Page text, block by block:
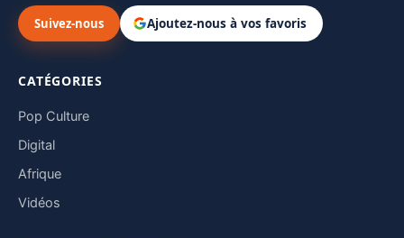
Suivez-nous Ajoutez-nous à vos favoris
CATÉGORIES
Pop Culture
Digital
Afrique
Vidéos